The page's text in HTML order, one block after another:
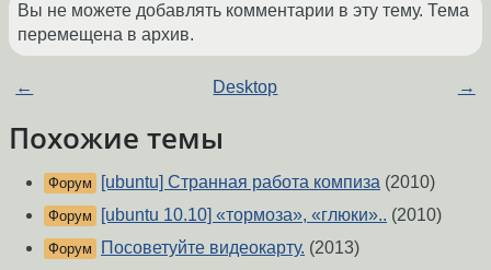
Вы не можете добавлять комментарии в эту тему. Тема
перемещена в архив.
← Desktop →
Похожие темы
Форум [ubuntu] Странная работа компиза (2010)
Форум [ubuntu 10.10] «тормоза», «глюки».. (2010)
Форум Посоветуйте видеокарту. (2013)